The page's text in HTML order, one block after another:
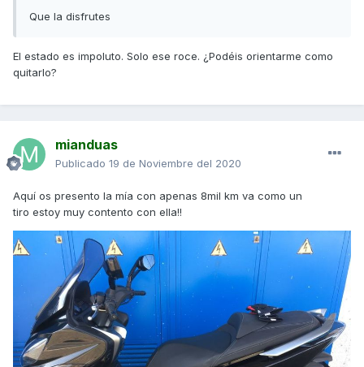
Que la disfrutes
El estado es impoluto. Solo ese roce. ¿Podéis orientarme como
quitarlo?
mianduas
Publicado 19 de Noviembre del 2020
Aquí os presento la mía con apenas 8mil km va como un
tiro estoy muy contento con ella!!